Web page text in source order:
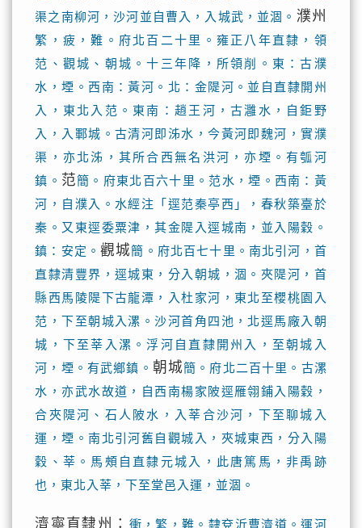
渠之南柳河，沙河並自曹入，入城武，並涸。 濮州
繁，疲，難。府北百二十里。雍正八年直隸，領
范、觀城、朝城。十三年降，所領削。東：古濮
水，堙。西南：黃河。北：金隄河。並自直隸開州
入，東北入范。東南：趙王河，古灉水，自鉅野
入，入鄆城。古清河即泲水，今黃河即魏河，實濮
渠，亦北泲，其所合西無名洪河，亦堙。有瓠河
鎮。 范簡。府東北百六十里。范水，堙。西南：黃
河，自濮入。水經注「逕范秦亭西」，春秋築臺於
秦。又東逕委粟津，其金隄入逕城南，並入陽穀。
鎮：安定。觀城簡。府北百七十里。南北引河，首
直隸清豐界，逕城東，分入朝城，涸。夾隄河，首
縣西馬陵隄下古龍潭，入杜家河，東北至櫻桃園入
范，下至朝城入漯。沙河首角四池，北逕馬廠入朝
城，下至莘入漯。浮河自直隸開州入，至朝城入
河，堙。有武鄉鎮。 朝城簡。府北二百十里。古漯
水，亦武水故道，自西南楊家陂逕雁翎鋪入陽穀，
合夾隄河、石人陂水，入莘合沙河，下至聊城入
運，堙。南北引河舊自觀城入，夾城東西，分入陽
穀、莘。馬頰自直隸元城入，此唐篤馬，非禹跡
也，東北入莘，下至堂邑入運，並涸。
濟寧直隸州： 衝，繁，難。隸兗沂曹濟道。運河